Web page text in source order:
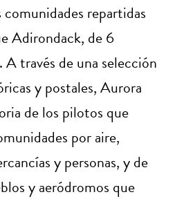
repartidas
Adirondack, de 6
A través de una selección
y postales, Aurora
de los pilotos que
por aire,
y personas, y de
y aeródromos que